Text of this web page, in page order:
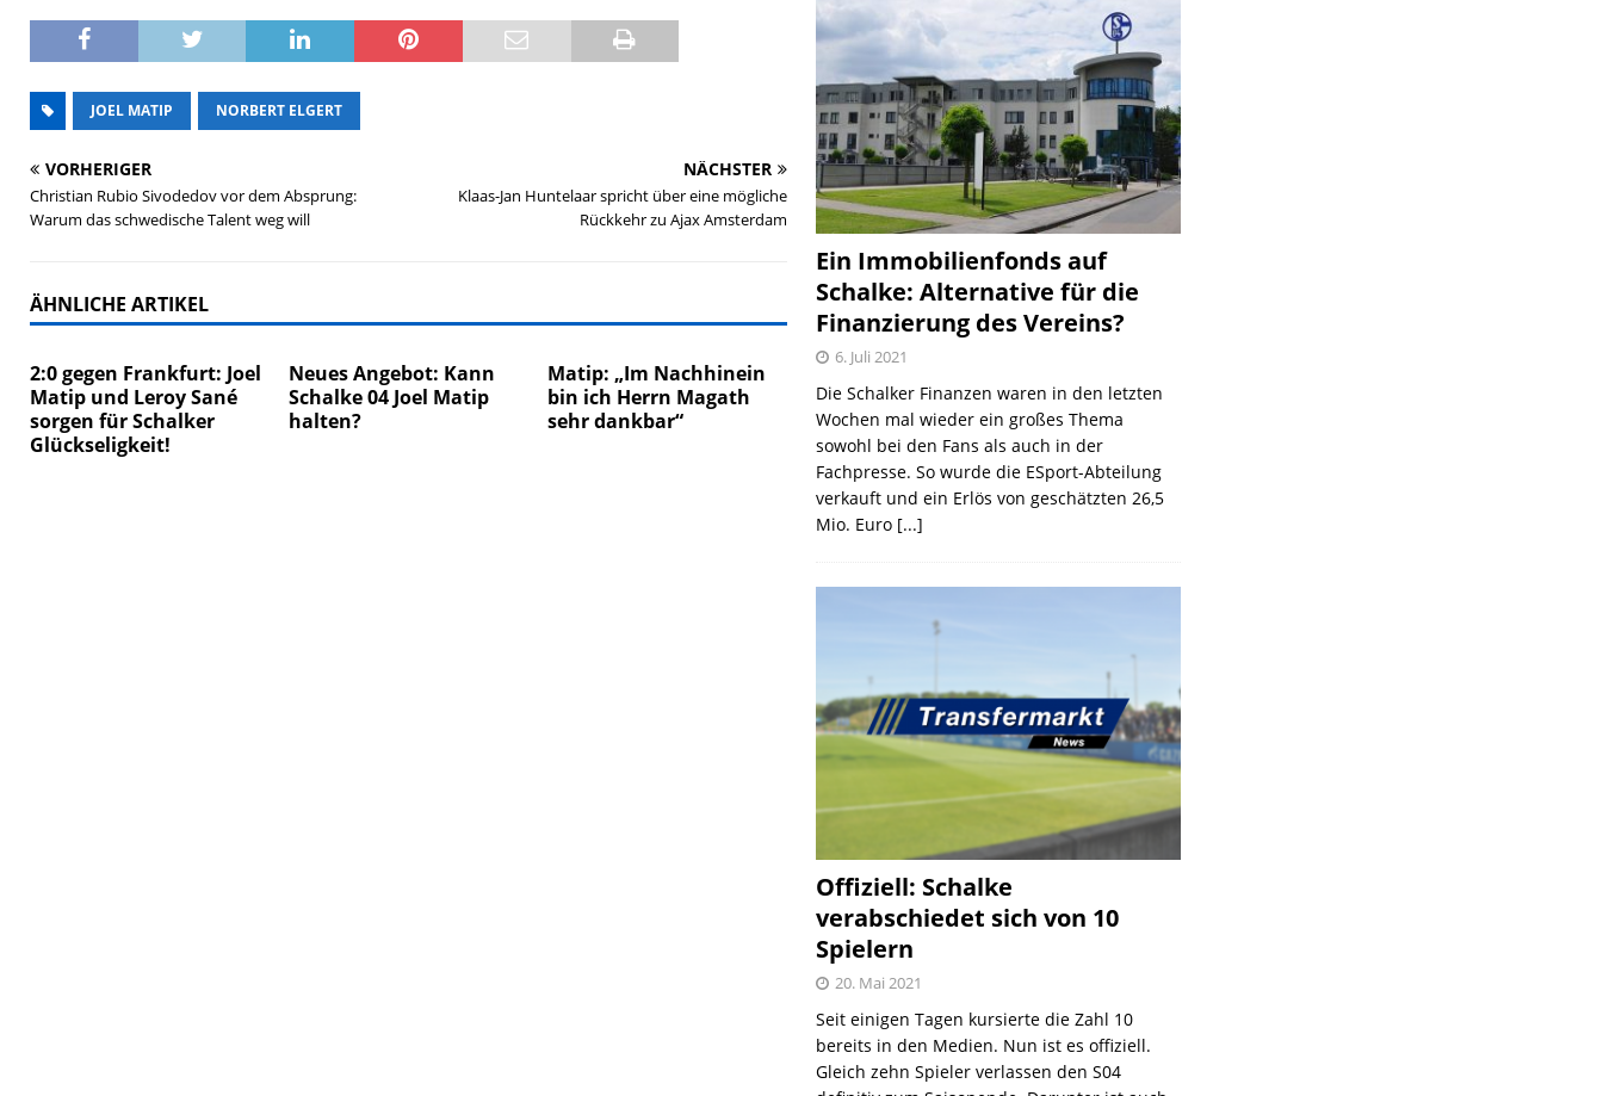
JOEL MATIP NORBERT ELGERT
VORHERIGER
Christian Rubio Sivodedov vor dem Absprung:
Warum das schwedische Talent weg will
NÄCHSTER
Klaas-Jan Huntelaar spricht über eine mögliche
Rückkehr zu Ajax Amsterdam
ÄHNLICHE ARTIKEL
2:0 gegen Frankfurt: Joel
Matip und Leroy Sané
sorgen für Schalker
Glückseligkeit!
Neues Angebot: Kann
Schalke 04 Joel Matip
halten?
Matip: „Im Nachhinein
bin ich Herrn Magath
sehr dankbar“
Ein Immobilienfonds auf
Schalke: Alternative für die
Finanzierung des Vereins?
6. Juli 2021
Die Schalker Finanzen waren in den letzten
Wochen mal wieder ein großes Thema
sowohl bei den Fans als auch in der
Fachpresse. So wurde die ESport-Abteilung
verkauft und ein Erlös von geschätzten 26,5
Mio. Euro [...]
Offiziell: Schalke
verabschiedet sich von 10
Spielern
20. Mai 2021
Seit einigen Tagen kursierte die Zahl 10
bereits in den Medien. Nun ist es offiziell.
Gleich zehn Spieler verlassen den S04